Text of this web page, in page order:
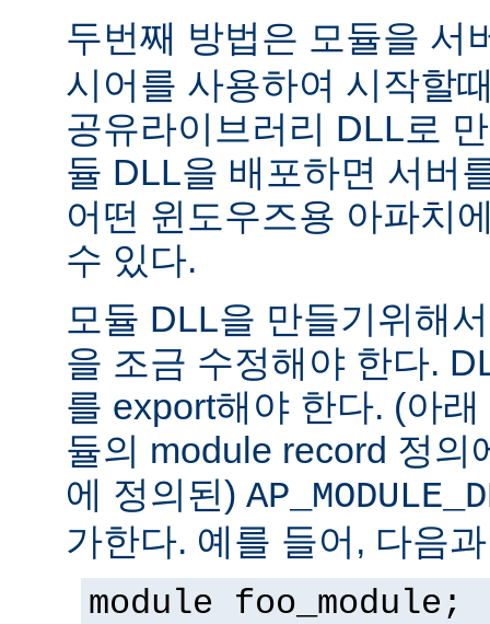
두번째 방법은 모듈을 서
시어를 사용하여 시작할
공유라이브러리 DLL로
듈 DLL을 배포하면 서버
어떤 윈도우즈용 아파치
수 있다.
모듈 DLL을 만들기위해
을 조금 수정해야 한다.
를 export해야 한다. (아
듈의 module record 정의
에 정의된)
가한다. 예를 들어, 다음
module foo_module;